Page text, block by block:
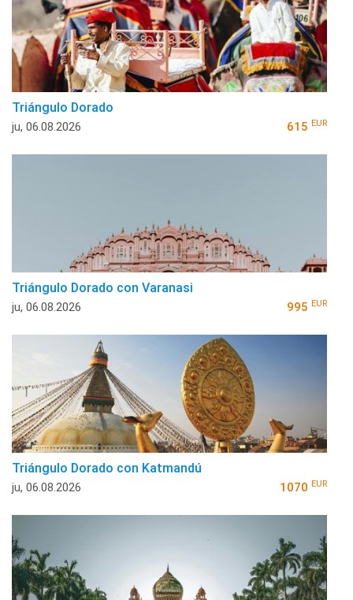
Triángulo Dorado
ju, 06.08.2026 615 EUR
Triángulo Dorado con Varanasi
ju, 06.08.2026 995 EUR
Triángulo Dorado con Katmandú
ju, 06.08.2026 1070 EUR